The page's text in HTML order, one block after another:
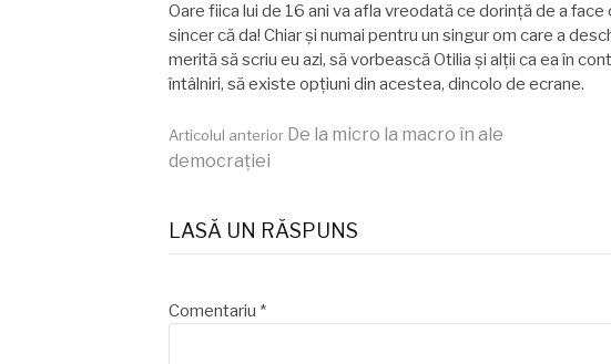
Oare fiica lui de 16 ani va afla vreodată ce dorință de a
sincer că da! Chiar şi numai pentru un singur om care a
merită să scriu eu azi, să vorbească Otilia şi alții ca ea în
întâlniri, să existe opțiuni din acestea, dincolo de ecrane.
Continuă
lectura
Articolul anterior De la micro la macro în ale
democrației
LASĂ UN RĂSPUNS
Comentariu *